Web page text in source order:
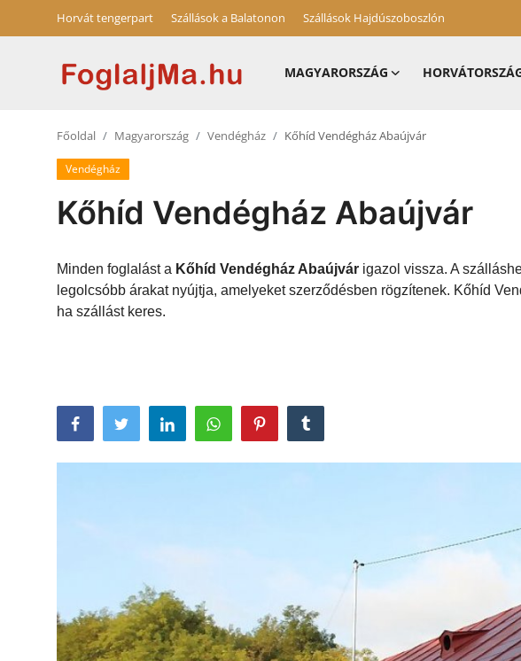
Horvát tengerpart Szállások a Balatonon Szállások Hajdúszoboszlón
MAGYARORSZÁG
Horvátország
Szállások Hajdúszoboszlón
Főoldal Magyarország Vendégház Kőhíd Vendégház Abaújvár
Vendégház
Kőhíd Vendégház Abaújvár
Minden foglalást a Kőhíd Vendégház Abaújvár igazol vissza. A
legolcsóbb árakat nyújtja, amelyeket szerződésben rögzítenek. Kőhíd
ha szállást keres.